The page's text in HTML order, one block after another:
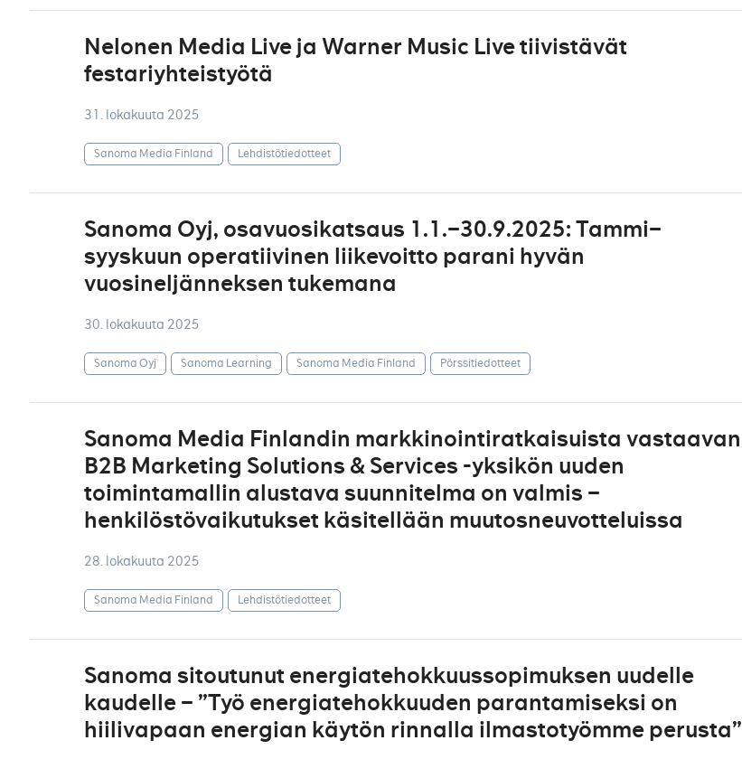
Nelonen Media Live ja Warner Music Live tiivistävät
festariyhteistyötä
31. lokakuuta 2025
Sanoma Media Finland Lehdistötiedotteet
Sanoma Oyj, osavuosikatsaus 1.1.–30.9.2025: Tammi–
syyskuun operatiivinen liikevoitto parani hyvän
vuosineljänneksen tukemana
30. lokakuuta 2025
Sanoma Oyj Sanoma Learning Sanoma Media Finland Pörssitiedotteet
Sanoma Media Finlandin markkinointiratkaisuista vastaavan
B2B Marketing Solutions & Services -yksikön uuden
toimintamallin alustava suunnitelma on valmis –
henkilöstövaikutukset käsitellään muutosneuvotteluissa
28. lokakuuta 2025
Sanoma Media Finland Lehdistötiedotteet
Sanoma sitoutunut energiatehokkuussopimuksen uudelle
kaudelle – ”Työ energiatehokkuuden parantamiseksi on
hiilivapaan energian käytön rinnalla ilmastotyömme perusta”